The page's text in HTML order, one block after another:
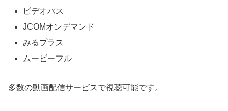
ビデオパス
JCOMオンデマンド
みるプラス
ムービーフル
多数の動画配信サービスで視聴可能です。